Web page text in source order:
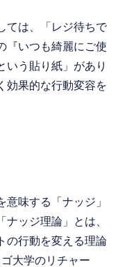
ては、「レジ待ちで
『いつも綺麗にご使
いう貼り紙」があり
効果的な行動変容を
意味する「ナッジ」
ナッジ理論」とは、
の行動を変える理論
大学のリチャー